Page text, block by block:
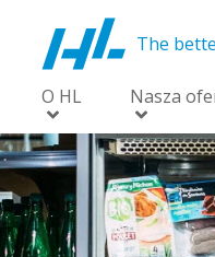
The
O HL Nasza